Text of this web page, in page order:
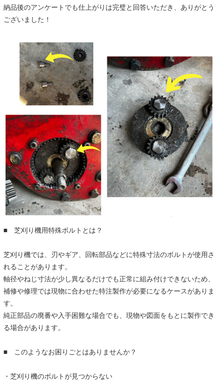
納品後のアンケートでも仕上がりは完璧と回答いただき、ありがとう
ございました！
■ 芝刈り機用特殊ボルトとは？
芝刈り機では、刃やギア、回転部品などに特殊寸法のボルトが使用さ
れることがあります。
軸径やねじ寸法が少し異なるだけでも正常に組み付けできないため、
補修や修理では現物に合わせた特注製作が必要になるケースがありま
す。
純正部品の廃番や入手困難な場合でも、現物や図面をもとに製作でき
る場合があります。
■ このようなお困りごとはありませんか？
・芝刈り機のボルトが見つからない